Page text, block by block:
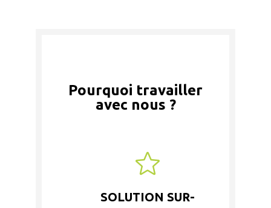
Pourquoi travailler
avec nous ?
SOLUTION SUR-